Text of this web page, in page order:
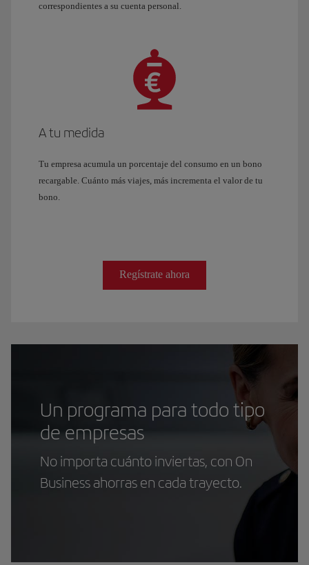
correspondientes a su cuenta personal.
A tu medida
Tu empresa acumula un porcentaje del consumo en un bono
recargable. Cuánto más viajes, más incrementa el valor de tu
bono.
Regístrate ahora
Un programa para todo tipo
de empresas
No importa cuánto inviertas, con On
Business ahorras en cada trayecto.